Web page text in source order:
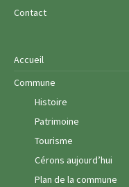
Contact
Accueil
Commune
Histoire
Patrimoine
Tourisme
Cérons aujourd’hui
Plan de la commune